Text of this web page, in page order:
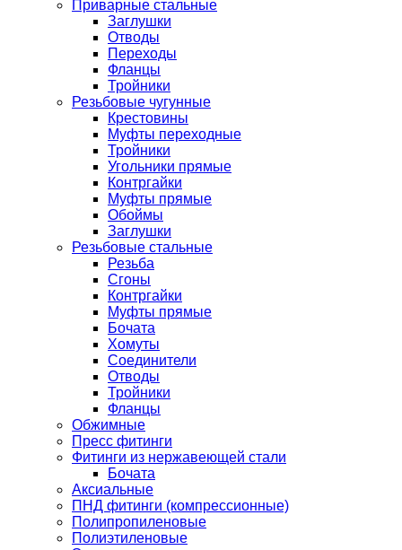
Приварные стальные
Заглушки
Отводы
Переходы
Фланцы
Тройники
Резьбовые чугунные
Крестовины
Муфты переходные
Тройники
Угольники прямые
Контргайки
Муфты прямые
Обоймы
Заглушки
Резьбовые стальные
Резьба
Сгоны
Контргайки
Муфты прямые
Бочата
Хомуты
Соединители
Отводы
Тройники
Фланцы
Обжимные
Пресс фитинги
Фитинги из нержавеющей стали
Бочата
Аксиальные
ПНД фитинги (компрессионные)
Полипропиленовые
Полиэтиленовые